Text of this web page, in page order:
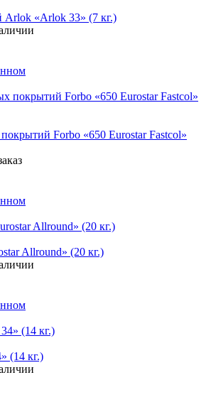
Arlok «Arlok 33» (7 кг.)
Forbo «650 Eurostar Fastcol»
Allround» (20 кг.)
(14 кг.)